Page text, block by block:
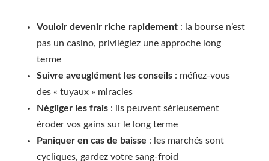
Vouloir devenir riche rapidement : la bourse n’est
pas un casino, privilégiez une approche long
terme
Suivre aveuglément les conseils : méfiez-vous
des « tuyaux » miracles
Négliger les frais : ils peuvent sérieusement
éroder vos gains sur le long terme
Paniquer en cas de baisse : les marchés sont
cycliques, gardez votre sang-froid